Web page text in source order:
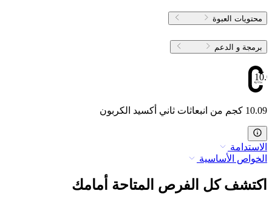
محتويات العبوة
برمجة و الدعم
10.09 كجم من انبعاثات ثاني أكسيد الكربون
الاستدامة
الخواص الأساسية
اكتشف كل الفرص المتاحة أمامك